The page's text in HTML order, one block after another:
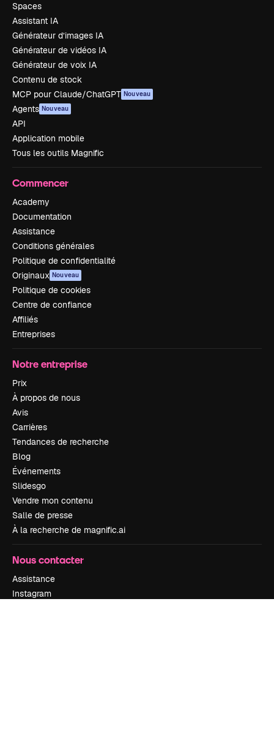
Spaces
Assistant IA
Générateur d’images IA
Générateur de vidéos IA
Générateur de voix IA
Contenu de stock
MCP pour Claude/ChatGPT Nouveau
Agents Nouveau
API
Application mobile
Tous les outils Magnific
Commencer
Academy
Documentation
Assistance
Conditions générales
Politique de confidentialité
Originaux Nouveau
Politique de cookies
Centre de confiance
Affiliés
Entreprises
Notre entreprise
Prix
À propos de nous
Avis
Carrières
Tendances de recherche
Blog
Événements
Slidesgo
Vendre mon contenu
Salle de presse
À la recherche de magnific.ai
Nous contacter
Assistance
Instagram